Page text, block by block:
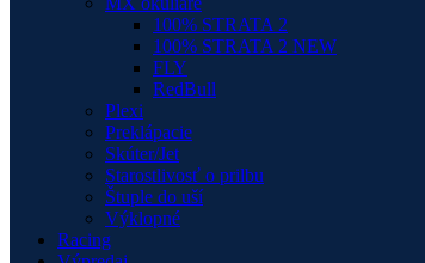
100% STRATA 2
100% STRATA 2 NEW
FLY
RedBull
Plexi
Preklápacie
Skúter/Jet
Starostlivosť o prilbu
Štuple do uší
Výklopné
Racing